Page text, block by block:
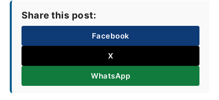
Share this post:
Facebook
X
WhatsApp